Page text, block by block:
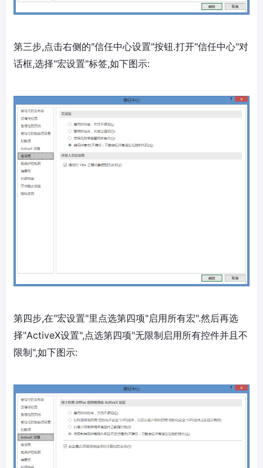
第三步,点击右侧的"信任中心设置"按钮.打开"信任中心"对
话框,选择"宏设置"标签,如下图示:
第四步,在"宏设置"里点选第四项"启用所有宏".然后再选
择"ActiveX设置",点选第四项"无限制启用所有控件并且不
限制",如下图示: